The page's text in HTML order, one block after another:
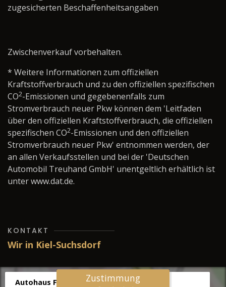
zugesicherten Beschaffenheitsangaben
Zwischenverkauf vorbehalten.
* Weitere Informationen zum offiziellen
Kraftstoffverbrauch und zu den offiziellen spezifischen
CO2-Emissionen und gegebenenfalls zum
Stromverbrauch neuer Pkw können dem 'Leitfaden
über den offiziellen Kraftstoffverbrauch, die offiziellen
spezifischen CO2-Emissionen und den offiziellen
Stromverbrauch neuer Pkw' entnommen werden, der
an allen Verkaufsstellen und bei der 'Deutschen
Automobil Treuhand GmbH' unentgeltlich erhältlich ist
unter www.dat.de.
KONTAKT
Wir in Kiel-Suchsdorf
Autohaus Fräter
Zustimmung